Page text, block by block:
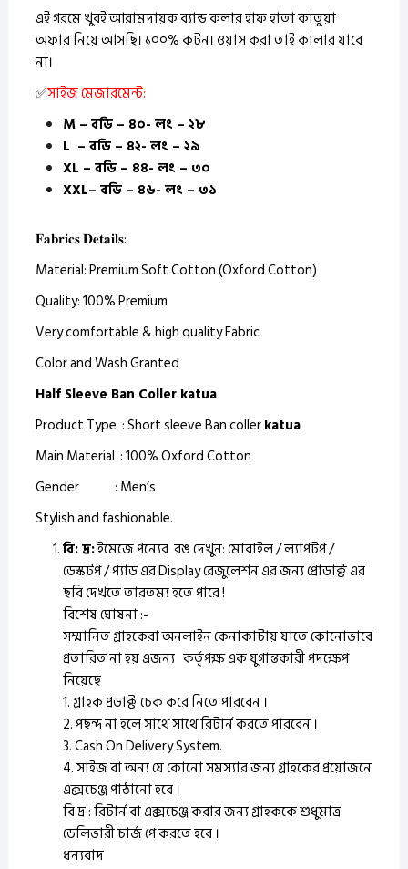
এই গরমে খুবই আরামদায়ক ব্যান্ড কলার হাফ হাতা কাতুয়া
অফার নিয়ে আসছি। ১০০% কটন।ওয়াস করা তাই কালার যাবে
না।
✅সাইজ মেজারমেন্ট:
M – বডি – ৪০- লং – ২৮
L – বডি – ৪২- লং – ২৯
XL – বডি – ৪৪- লং – ৩০
XXL– বডি – ৪৬- লং – ৩১
𝐅𝐚𝐛𝐫𝐢𝐜𝐬 𝐃𝐞𝐭𝐚𝐢𝐥𝐬:
Material: Premium Soft Cotton (Oxford Cotton)
Quality: 100% Premium
Very comfortable & high quality Fabric
Color and Wash Granted
Half Sleeve Ban Coller katua
Product Type : Short sleeve Ban collerkatua
Main Material : 100% Oxford Cotton
Gender : Men’s
Stylish and fashionable.
বি: দ্র:ইমেজে পন্যের রঙ দেখুন: মোবাইল / ল্যাপটপ /
ডেস্কটপ / প্যাড এর Display রেজুলেশন এর জন্য প্রোডাক্ট এর
ছবি দেখতে তারতম্য হতে পারে !
বিশেষ ঘোষনা :-
সম্মানিত গ্রাহকেরা অনলাইন কেনাকাটায় যাতে কোনোভাবে
প্রতারিত না হয় এজন্য কর্তৃপক্ষ এক যুগান্তকারী পদক্ষেপ
নিয়েছে
1. গ্রাহক প্রডাক্ট চেক করে নিতে পারবেন ।
2. পছন্দ না হলে সাথে সাথে রিটার্ন করতে পারবেন ।
3. Cash On Delivery System.
4. সাইজ বা অন্য যে কোনো সমস্যার জন্য গ্রাহকের প্রয়োজনে
এক্সচেঞ্জ পাঠানো হবে ।
বি.দ্র : রিটার্ন বা এক্সচেঞ্জ করার জন্য গ্রাহককে শুধুমাত্র
ডেলিভারী চার্জ পে করতে হবে ।
ধন্যবাদ